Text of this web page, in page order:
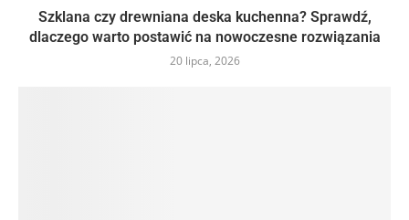
Szklana czy drewniana deska kuchenna? Sprawdź,
dlaczego warto postawić na nowoczesne rozwiązania
20 lipca, 2026